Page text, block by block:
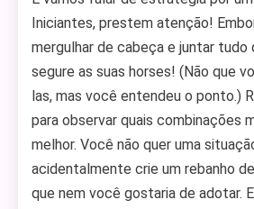
Iniciantes, prestem atenção!
mergulhar de cabeça e juntar tudo
segure as suas horses! (Não que
las, mas você entendeu o ponto.)
para observar quais combinações
melhor. Você não quer uma
acidentalmente crie um rebanho
que nem você gostaria de adotar.